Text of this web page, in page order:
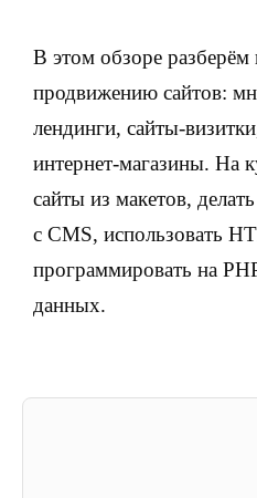
В этом обзоре
продвижению сайтов:
лендинги, сайты-
интернет-магазины. На
сайты из макетов,
с CMS, использовать
программировать на
данных.